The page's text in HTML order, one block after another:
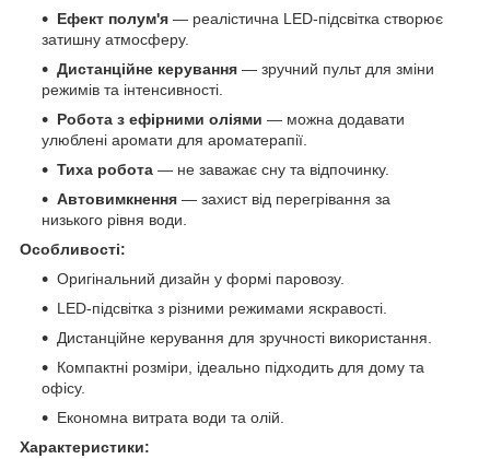
Ефект полум'я — реалістична LED-підсвітка створює
затишну атмосферу.
Дистанційне керування — зручний пульт для зміни
режимів та інтенсивності.
Робота з ефірними оліями — можна додавати
улюблені аромати для ароматерапії.
Тиха робота — не заважає сну та відпочинку.
Автовимкнення — захист від перегрівання за
низького рівня води.
Особливості:
Оригінальний дизайн у формі паровозу.
LED-підсвітка з різними режимами яскравості.
Дистанційне керування для зручності використання.
Компактні розміри, ідеально підходить для дому та
офісу.
Економна витрата води та олій.
Характеристики: